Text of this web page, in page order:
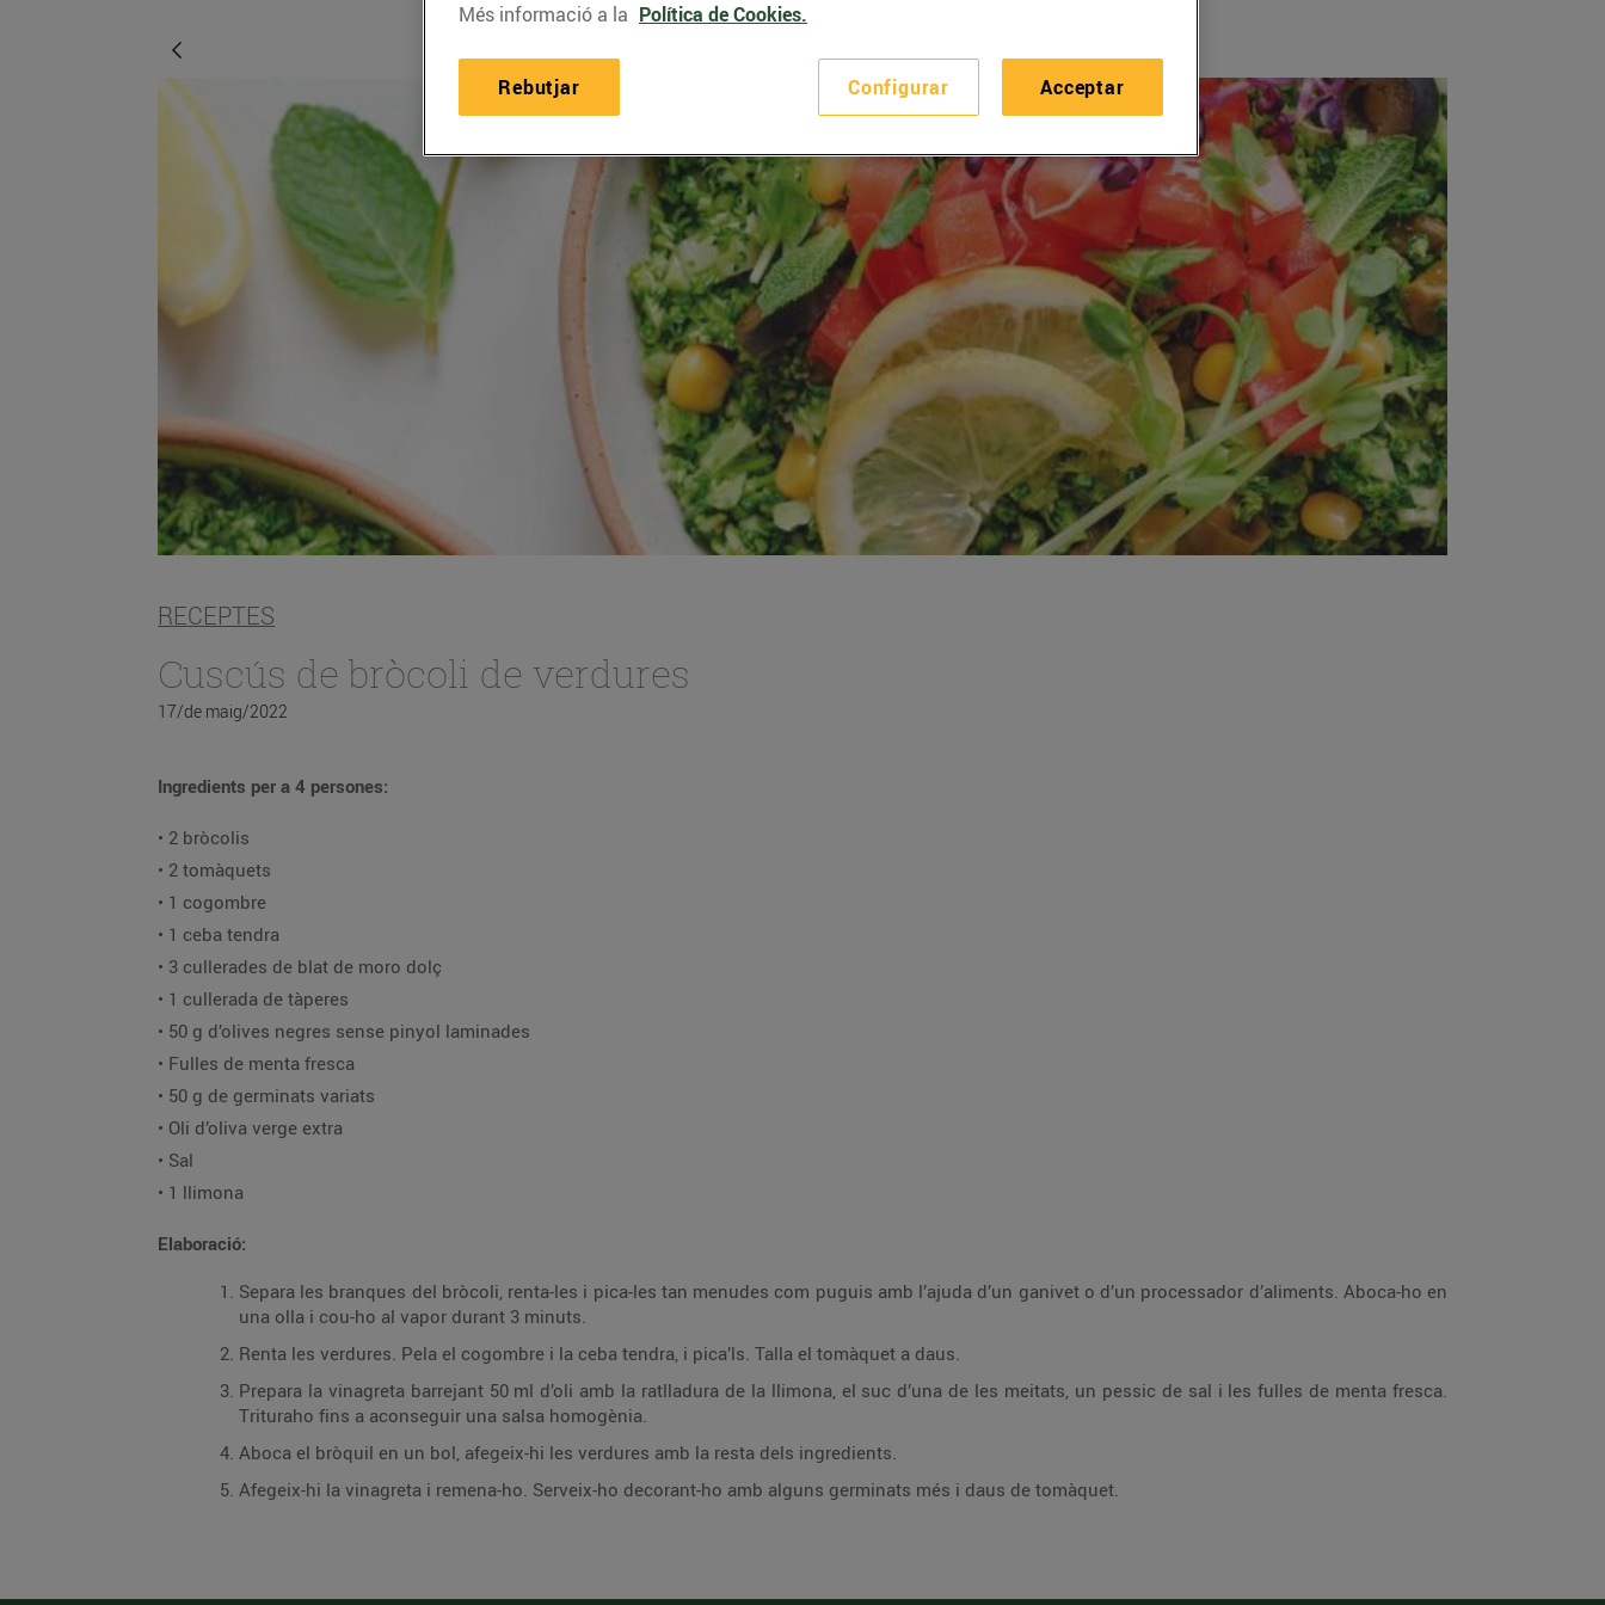
RECEPTES
Cuscús de bròcoli de verdures
17/de maig/2022
Ingredients per a 4 persones:
• 2 bròcolis
• 2 tomàquets
• 1 cogombre
• 1 ceba tendra
• 3 cullerades de blat de moro dolç
• 1 cullerada de tàperes
• 50 g d’olives negres sense pinyol laminades
• Fulles de menta fresca
• 50 g de germinats variats
• Oli d’oliva verge extra
• Sal
• 1 llimona
Elaboració:
Separa les branques del bròcoli, renta-les i pica-les tan menudes com puguis amb l’ajuda d’un ganivet o d’un processador d’aliments. Aboca-ho en
una olla i cou-ho al vapor durant 3 minuts.
Renta les verdures. Pela el cogombre i la ceba tendra, i pica’ls. Talla el tomàquet a daus.
Prepara la vinagreta barrejant 50 ml d’oli amb la ratlladura de la llimona, el suc d’una de les meitats, un pessic de sal i les fulles de menta fresca.
Trituraho fins a aconseguir una salsa homogènia.
Aboca el bròquil en un bol, afegeix-hi les verdures amb la resta dels ingredients.
Afegeix-hi la vinagreta i remena-ho. Serveix-ho decorant-ho amb alguns germinats més i daus de tomàquet.
Més informació a la Política de Cookies.
Configurar
Rebutjar Acceptar